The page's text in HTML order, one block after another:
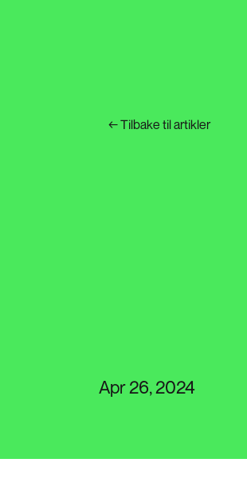
←Tilbake til artikler
Apr 26, 2024